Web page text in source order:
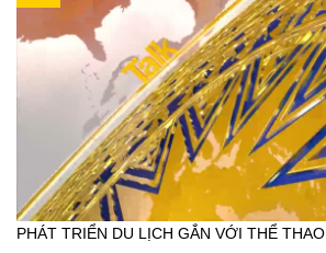
PHÁT TRIỂN DU LỊCH GẮN VỚI THỂ THAO